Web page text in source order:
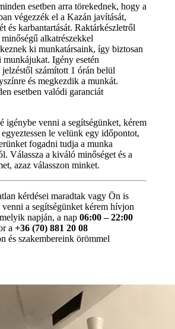
esetben arra törekednek, hogy a
végezzék el a Kazán javítását,
és karbantartását. Raktárkészletről
alkatrészekkel
ki munkatársaink, így biztosan
Igény esetén
számított 1 órán belül
és megkezdik a munkát.
esetben valódi garanciát
igénybe venni a segítségünket, kérem
le velünk egy időpontot,
fogadni tudja a munka
Válassza a kiváló minőséget és a
azaz válasszon minket.
kérdései maradtak vagy Ön is
venni a segítségünket kérem hívjon
napján, a nap 06:00 – 22:00
a +36 (70) 881 20 08
és szakembereink örömmel